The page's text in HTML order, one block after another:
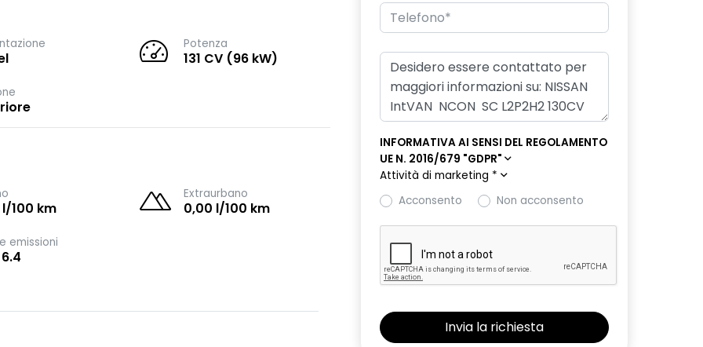
Potenza
131 CV (96 kW)
100 km
Extraurbano
0,00 l/100 km
emissioni
INFORMATIVA AI SENSI DEL REGOLAMENTO
UE N. 2016/679 "GDPR"
Attività di marketing *
Acconsento
Non acconsento